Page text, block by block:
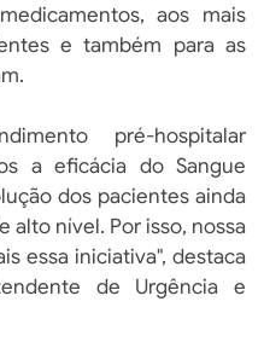
aos mais
e também para as
pré-hospitalar
a eficácia do Sangue
dos pacientes ainda
alto nível. Por isso, nossa
essa iniciativa", destaca
de Urgência e